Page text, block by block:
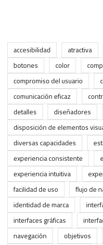
accesibilidad atractiva
botones
color
compromiso del usuario
comunicación eficaz
detalles
diseñadores
disposición de elementos
diversas capacidades
experiencia consistente
experiencia intuitiva
facilidad de uso
flujo de
identidad de marca
interfaces gráficas
navegación
objetivos